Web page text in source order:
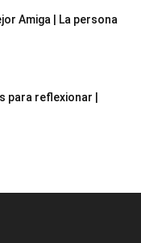
Amiga | La persona
para reflexionar |